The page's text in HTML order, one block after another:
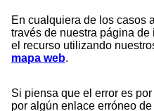
En cualquiera de los casos
través de nuestra página de
el recurso utilizando
mapa web.
Si piensa que el error es
por algún enlace erróneo de